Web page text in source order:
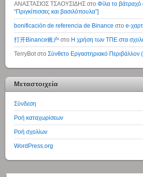
ΑΝΑΣΤΑΣΙΟΣ ΤΣΑΟΥΣΙΔΗΣ στοΦίλα το
“Πριγκίπισσες και βασιλόπουλα”]
bonificación de referencia de Binance στοe-
打开Binance账户 στο Η χρήση των ΤΠΕ στα
TerryBot στοΣύνθετο Εργαστηριακό Περιβάλλον
Μεταστοιχεία
Σύνδεση
Ροή καταχωρίσεων
Ροή σχολίων
WordPress.org